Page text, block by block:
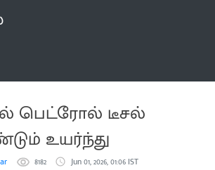
பெட்ரோல் டீசல்
உயர்ந்து
8182 Jun 01, 2026, 01:06 IST